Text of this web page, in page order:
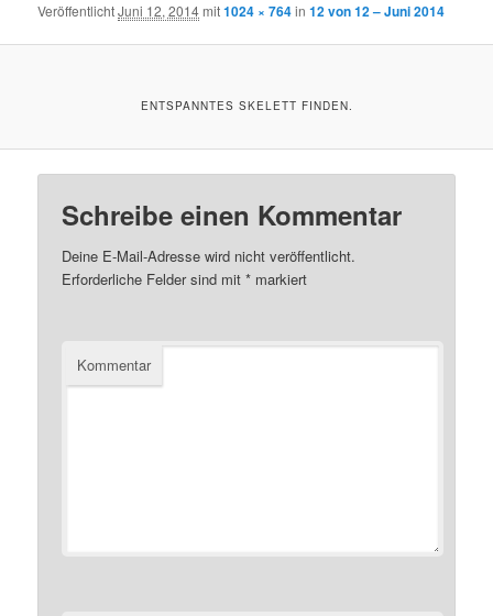
VeröffentlichtJuni 12, 2014mit1024 × 764in12 von 12 – Juni 2014
ENTSPANNTES SKELETT FINDEN.
Schreibe einen Kommentar
Deine E-Mail-Adresse wird nicht veröffentlicht.
Erforderliche Felder sind mit* markiert
Kommentar